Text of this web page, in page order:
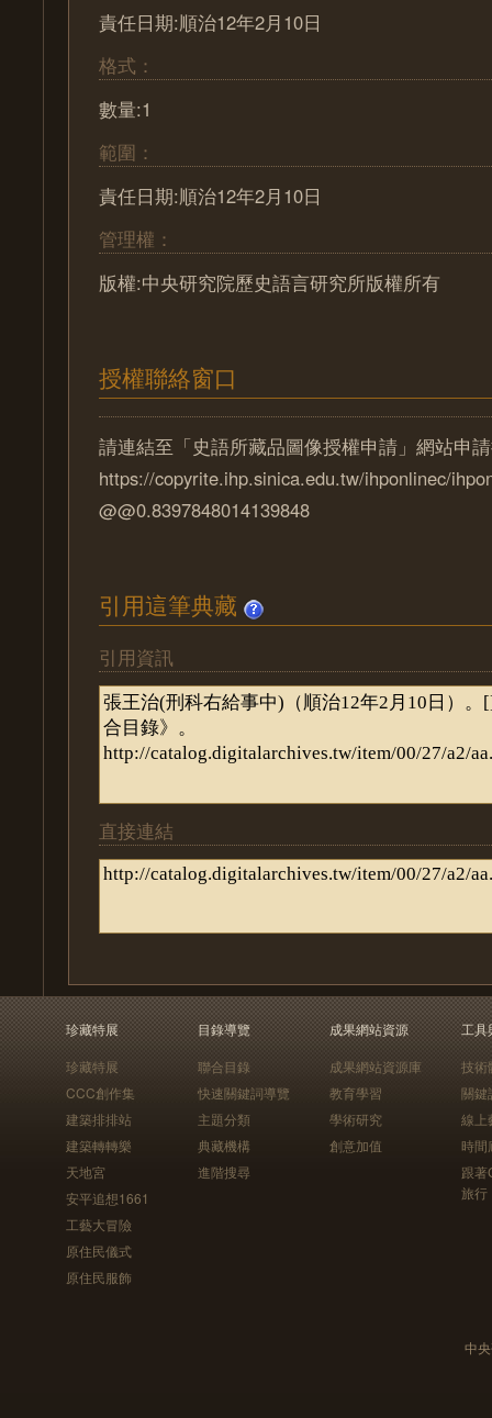
責任日期:順治12年2月10日
格式：
數量:1
範圍：
責任日期:順治12年2月10日
管理權：
版權:中央研究院歷史語言研究所版權所有
授權聯絡窗口
請連結至「史語所藏品圖像授權申請」網站申
https://copyrite.ihp.sinica.edu.tw/ihponlinec/
@@0.8397848014139848
引用這筆典藏
引用資訊
直接連結
珍藏特展
珍藏特展
CCC創作集
建築排排站
建築轉轉樂
天地宮
安平追想1661
工藝大冒險
原住民儀式
原住民服飾
目錄導覽
聯合目錄
快速關鍵詞導覽
主題分類
典藏機構
進階搜尋
成果網站資源
成果網站資源庫
教育學習
學術研究
創意加值
工具
技術
關鍵
線上
時間
跟
旅行
中